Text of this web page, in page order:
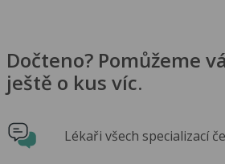
Dočteno? Pomůžeme
ještě o kus víc.
Lékaři všech specializací